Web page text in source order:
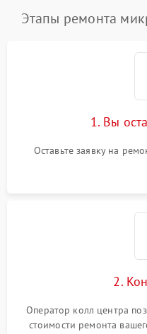
Не работают сенсорные
Этапы ремонта
1. Вы
Оставьте заявку на
2.
Оператор колл центра
стоимости ремонта